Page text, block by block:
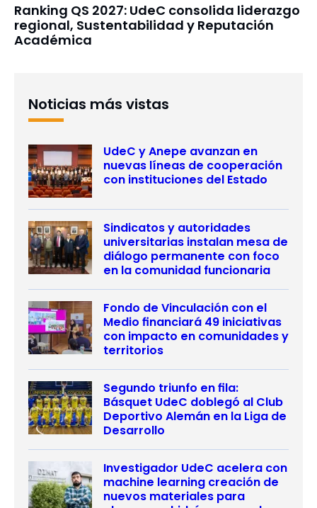
Ranking QS 2027: UdeC consolida liderazgo
regional, Sustentabilidad y Reputación
Académica
Noticias más vistas
UdeC y Anepe avanzan en
nuevas líneas de cooperación
con instituciones del Estado
Sindicatos y autoridades
universitarias instalan mesa de
diálogo permanente con foco
en la comunidad funcionaria
Fondo de Vinculación con el
Medio financiará 49 iniciativas
con impacto en comunidades y
territorios
Segundo triunfo en fila:
Básquet UdeC doblegó al Club
Deportivo Alemán en la Liga de
Desarrollo
Investigador UdeC acelera con
machine learning creación de
nuevos materiales para